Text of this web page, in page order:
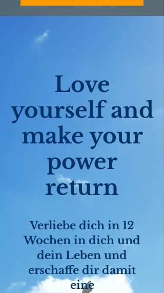
Love
yourself and
make your
power
return
Verliebe dich in 12
Wochen in dich und
dein Leben und
erschaffe dir damit
eine